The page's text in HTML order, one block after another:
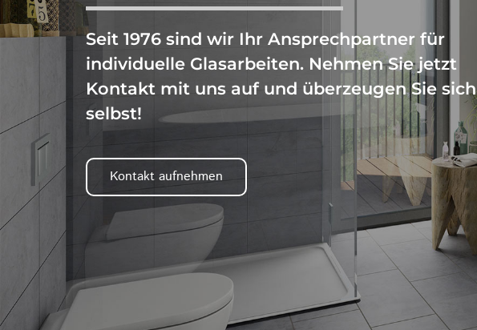
Seit 1976 sind wir Ihr Ansprechpartner für
individuelle Glasarbeiten. Nehmen Sie jetzt
Kontakt mit uns auf und überzeugen Sie sich
selbst!
Kontakt aufnehmen